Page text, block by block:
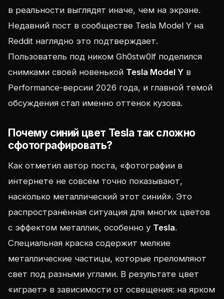
в реальности выглядят иначе, чем на экране.
Недавний пост в сообществе Tesla Model Y на
Reddit наглядно это подтверждает.
Пользователь под ником Gh0stw0lf поделился
снимками своей новенькой Tesla Model Y в
Performance-версии 2026 года, и главной темой
обсуждения стал именно оттенок кузова.
Почему синий цвет Tesla так сложно
сфотографировать?
Как отметил автор поста, «фотографии в
интернете не совсем точно показывают,
насколько металлический этот синий». Это
распространённая ситуация для многих цветов
с эффектом металлик, особенно у Tesla.
Специальная краска содержит мелкие
металлические частицы, которые преломляют
свет под разными углами. В результате цвет
«играет» в зависимости от освещения: на ярком